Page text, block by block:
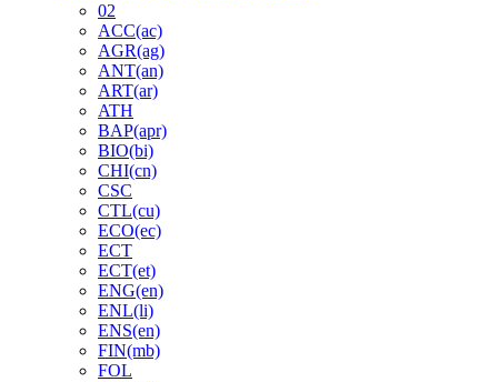
02
ACC(ac)
AGR(ag)
ANT(an)
ART(ar)
ATH
BAP(apr)
BIO(bi)
CHI(cn)
CSC
CTL(cu)
ECO(ec)
ECT
ECT(et)
ENG(en)
ENL(li)
ENS(en)
FIN(mb)
FOL